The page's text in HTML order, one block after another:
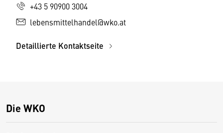
+43 5 90900 3004
lebensmittelhandel@wko.at
Detaillierte Kontaktseite
Die WKO